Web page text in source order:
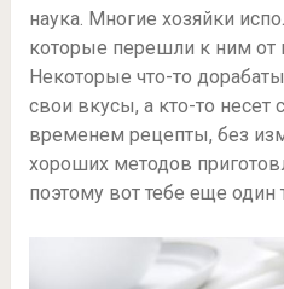
наука. Многие хозяйки
которые перешли к ним от
Некоторые что-то
свои вкусы, а кто-то
временем рецепты, без
хороших методов
поэтому вот тебе еще один